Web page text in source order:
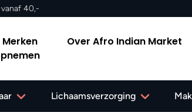
Merken
Over Afro Indian Market
Lichaamsverzorging